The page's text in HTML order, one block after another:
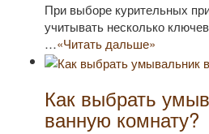
При выборе курительных
учитывать несколько
…«Читать дальше»
Как выбрать
ванную комнату?